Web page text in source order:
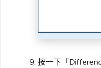
按一下「